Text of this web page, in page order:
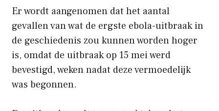
Er wordt aangenomen dat het aantal
gevallen van wat de ergste ebola-uitbraak in
de geschiedenis zou kunnen worden hoger
is, omdat de uitbraak op 15 mei werd
bevestigd, weken nadat deze vermoedelijk
was begonnen.